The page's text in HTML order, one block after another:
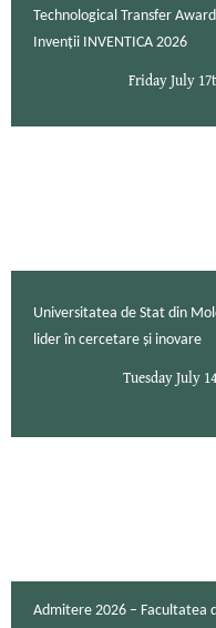
Technological Transfer
Invenții INVENTICA 2026
Friday July
Universitatea de Stat din
lider în cercetare și inovare
Tuesday July
Admitere 2026 – Facultatea